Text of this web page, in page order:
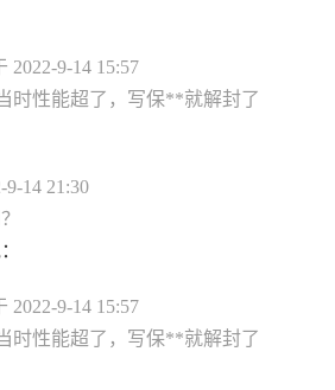
2022-9-14 15:57
时性能超了，写保**就解封了
14 21:30
2022-9-14 15:57
时性能超了，写保**就解封了